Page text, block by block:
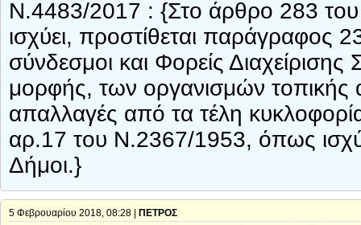
Ν.4483/2017 : {Στο άρθρο 283
ισχύει, προστίθεται παράγραφος
σύνδεσμοι και Φορείς
μορφής, των οργανισμών τοπικής
απαλλαγές από τα τέλη
αρ.17 του Ν.2367/1953, όπως
Δήμοι.}
5 Φεβρουαρίου 2018, 08:28 | ΠΕΤΡΟΣ